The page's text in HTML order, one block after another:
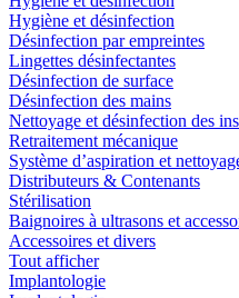
Hygiène et désinfection
Désinfection par empreintes
Lingettes désinfectantes
Désinfection de surface
Désinfection des mains
Nettoyage et désinfection des
Retraitement mécanique
Système d’aspiration et
Distributeurs & Contenants
Stérilisation
Baignoires à ultrasons et
Accessoires et divers
Tout afficher
Implantologie